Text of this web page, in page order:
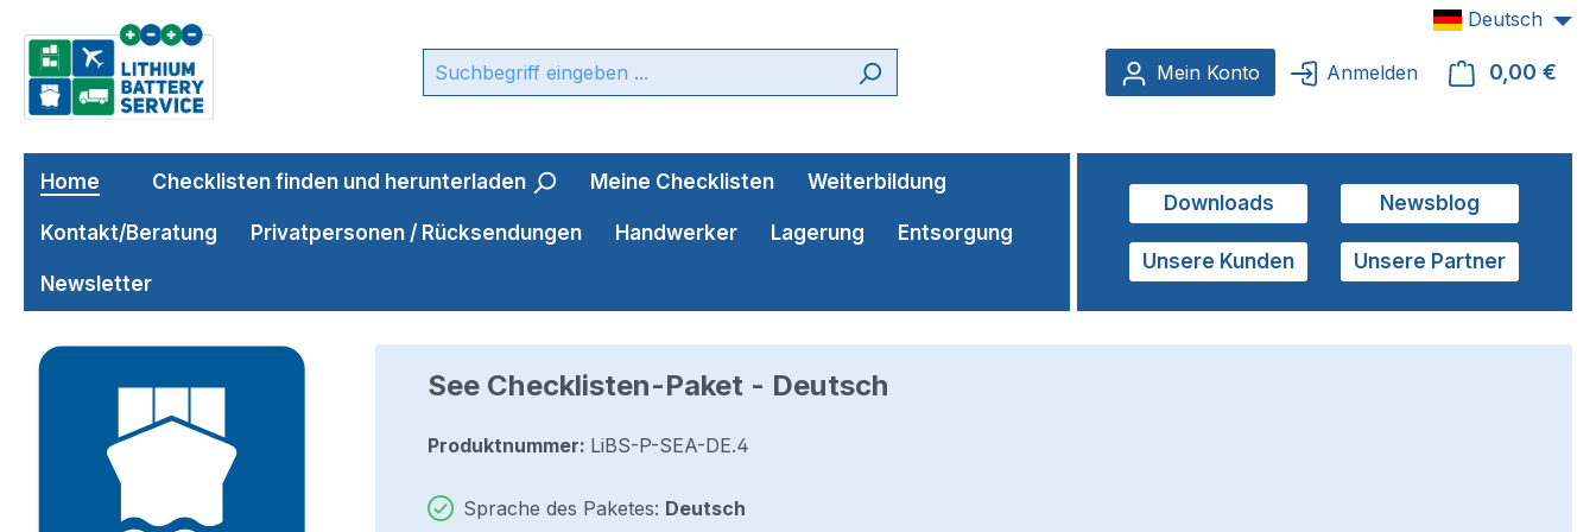
Hauptinhalt springen
Zur Suche springen
Zur Hauptnavigation springen
Mein Konto
Anmelden 0,00 €
Deutsch
Home Checklisten finden und herunterladen Meine Checklisten Weiterbildung
Kontakt/Beratung Privatpersonen / Rücksendungen Handwerker Lagerung Entsorgung
Newsletter
Downloads Newsblog
Unsere Kunden Unsere Partner
Bildergalerie überspringen
See Checklisten-Paket - Deutsch
Produktnummer: LiBS-P-SEA-DE.4
Sprache des Paketes: Deutsch